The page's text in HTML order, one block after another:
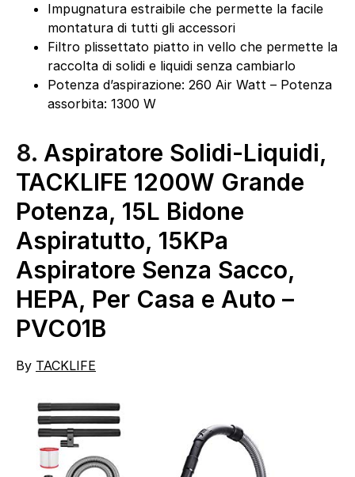
Impugnatura estraibile che permette la facile
montatura di tutti gli accessori
Filtro plissettato piatto in vello che permette la
raccolta di solidi e liquidi senza cambiarlo
Potenza d’aspirazione: 260 Air Watt – Potenza
assorbita: 1300 W
8. Aspiratore Solidi-Liquidi,
TACKLIFE 1200W Grande
Potenza, 15L Bidone
Aspiratutto, 15KPa
Aspiratore Senza Sacco,
HEPA, Per Casa e Auto –
PVC01B
By TACKLIFE